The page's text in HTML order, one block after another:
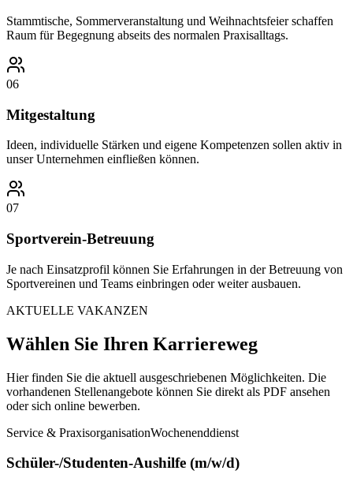
Stammtische, Sommerveranstaltung und Weihnachtsfeier schaffen
Raum für Begegnung abseits des normalen Praxisalltags.
06
Mitgestaltung
Ideen, individuelle Stärken und eigene Kompetenzen sollen aktiv in
unser Unternehmen einfließen können.
07
Sportverein-Betreuung
Je nach Einsatzprofil können Sie Erfahrungen in der Betreuung von
Sportvereinen und Teams einbringen oder weiter ausbauen.
AKTUELLE VAKANZEN
Wählen Sie Ihren Karriereweg
Hier finden Sie die aktuell ausgeschriebenen Möglichkeiten. Die
vorhandenen Stellenangebote können Sie direkt als PDF ansehen
oder sich online bewerben.
Service & PraxisorganisationWochenenddienst
Schüler-/Studenten-Aushilfe (m/w/d)